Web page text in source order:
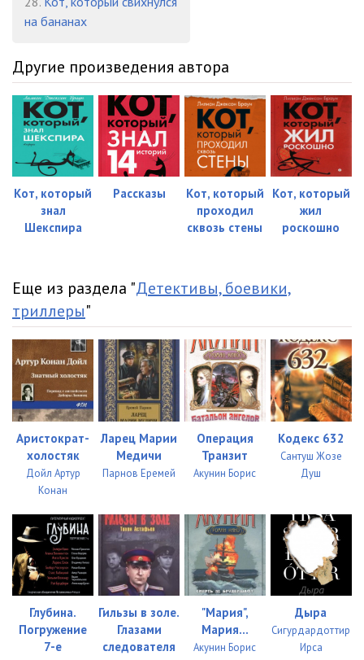
на бананах
Другие произведения автора
Кот, который
знал
Шекспира
Рассказы
Кот, который
проходил
сквозь стены
Кот, который
жил
роскошно
Еще из раздела "Детективы, боевики,
триллеры"
Аристократ-
холостяк
Дойл Артур
Конан
Ларец Марии
Медичи
Парнов Еремей
Операция
Транзит
Акунин Борис
Кодекс 632
Сантуш Жозе
Душ
Глубина.
Погружение
7-е
Гильзы в золе.
Глазами
следователя
"Мария",
Мария...
Акунин Борис
Дыра
Сигурдардоттир
Ирса